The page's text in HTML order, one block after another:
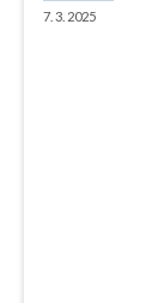
7. 3. 2025